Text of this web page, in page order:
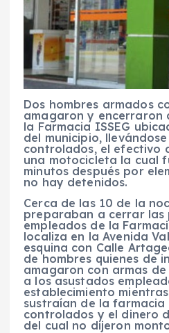
Dos hombres armados
amagaron y encerraron
la Farmacia ISSEG
del municipio,
controlados, el efectivo
una motocicleta la cual
minutos después por
no hay detenidos.
Cerca de las 10 de la
preparaban a cerrar las
empleados de la
localiza en la Avenida
esquina con Calle
de hombres quienes de
amagaron con armas
a los asustados
establecimiento
sustraían de la farmacia
controlados y el dinero
del cual no dijeron